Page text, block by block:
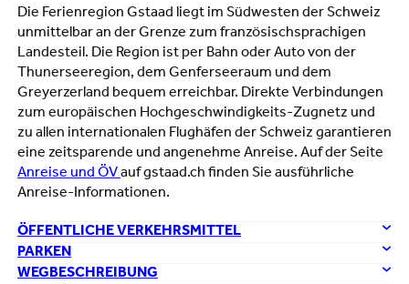
Die Ferienregion Gstaad liegt im Südwesten der Schweiz
unmittelbar an der Grenze zum französischsprachigen
Landesteil. Die Region ist per Bahn oder Auto von der
Thunerseeregion, dem Genferseeraum und dem
Greyerzerland bequem erreichbar. Direkte Verbindungen
zum europäischen Hochgeschwindigkeits-Zugnetz und
zu allen internationalen Flughäfen der Schweiz garantieren
eine zeitsparende und angenehme Anreise. Auf der Seite
Anreise und ÖV auf gstaad.ch finden Sie ausführliche
Anreise-Informationen.
ÖFFENTLICHE VERKEHRSMITTEL
PARKEN
WEGBESCHREIBUNG